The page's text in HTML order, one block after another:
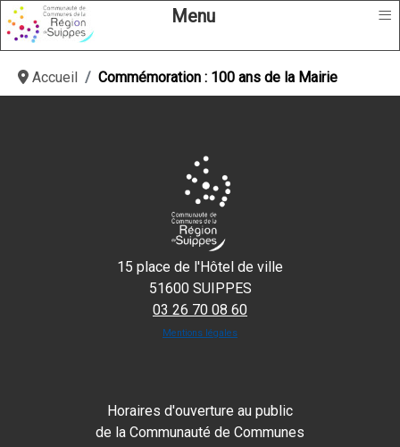
Menu ≡
Accueil Commémoration : 100 ans de la Mairie
15 place de l'Hôtel de ville
51600 SUIPPES
03 26 70 08 60
Mentions légales
Horaires d'ouverture au public
de la Communauté de Communes